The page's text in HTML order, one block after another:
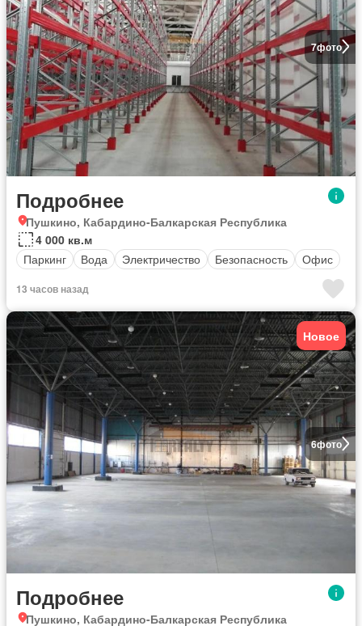
7фото
Подробнее
Пушкино, Кабардино-Балкарская Республика
4 000 кв.м
Паркинг
Вода Электричество Безопасность Офис
13 часов назад
6фото
Новое
Подробнее
Пушкино, Кабардино-Балкарская Республика